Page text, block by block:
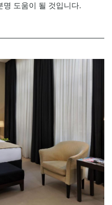
명 도움이 될 것입니다.